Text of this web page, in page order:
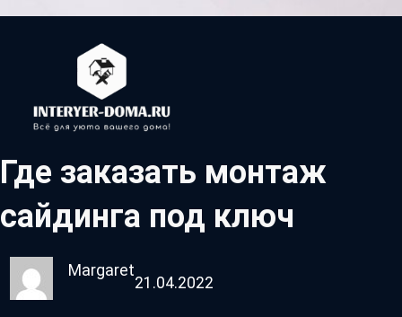
Где заказать монтаж
сайдинга под ключ
Margaret
21.04.2022